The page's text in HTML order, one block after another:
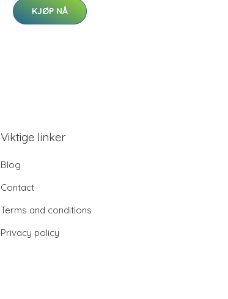
KJØP NÅ
Viktige linker
Blog
Contact
Terms and conditions
Privacy policy